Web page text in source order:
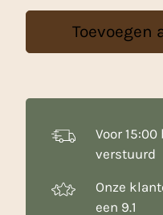
-
Kg
Toevoegen
Voor
verstuurd
Onze
een 9.1